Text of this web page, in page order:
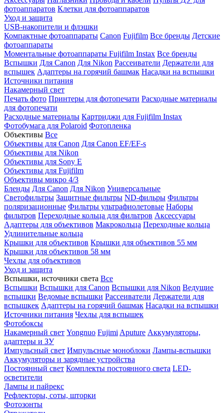
фотоаппаратов Клетки для фотоаппаратов
Уход и защита
USB-накопители и флэшки
Компактные фотоаппараты Canon Fujifilm Все бренды Детские
фотоаппараты
Моментальные фотоаппараты Fujifilm Instax Все бренды
Вспышки Для Canon Для Nikon Рассеиватели Держатели для
вспышек Адаптеры на горячий башмак Насадки на вспышки
Источники питания
Накамерный свет
Печать фото Принтеры для фотопечати Расходные материалы
для фотопечати
Расходные материалы Картриджи для Fujifilm Instax
Фотобумага для Polaroid Фотопленка
Объективы Все
Объективы для Canon Для Canon EF/EF-s
Объективы для Nikon
Объективы для Sony E
Объективы для Fujifilm
Объективы микро 4/3
Бленды Для Canon Для Nikon Универсальные
Светофильтры Защитные фильтры ND-фильры Фильтры
поляризационные Фильтры ультрафиолетовые Наборы
фильтров Переходные кольца для фильтров Аксессуары
Адаптеры для объективов Макрокольца Переходные кольца
Удлинительные кольца
Крышки для объективов Крышки для объективов 55 мм
Крышки для объективов 58 мм
Чехлы для объективов
Уход и защита
Вспышки, источники света Все
Вспышки Вспышки для Canon Вспышки для Nikon Ведущие
вспышки Ведомые вспышки Рассеиватели Держатели для
вспышкек Адаптеры на горячий башмак Насадки на вспышки
Источники питания Чехлы для вспышек
Фотобоксы
Накамерный свет Yongnuo Fujimi Aputure Аккумуляторы,
адаптеры и ЗУ
Импульсный свет Импульсные моноблоки Лампы-вспышки
Аккумуляторы и зарядные устройства
Постоянный свет Комплекты постоянного света LED-
осветители
Лампы и пайрекс
Рефлекторы, соты, шторки
Фотозонты